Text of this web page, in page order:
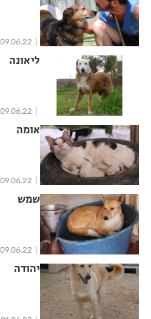
09.06.22
ליאונה
09.06.22
אומה
09.06.22
שמש
09.06.22
יהודה